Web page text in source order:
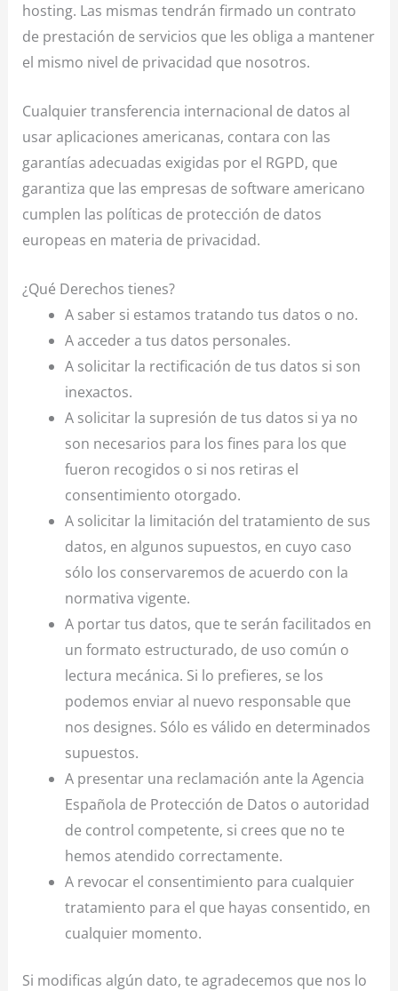
hosting. Las mismas tendrán firmado un contrato
de prestación de servicios que les obliga a mantener
el mismo nivel de privacidad que nosotros.
Cualquier transferencia internacional de datos al
usar aplicaciones americanas, contara con las
garantías adecuadas exigidas por el RGPD, que
garantiza que las empresas de software americano
cumplen las políticas de protección de datos
europeas en materia de privacidad.
¿Qué Derechos tienes?
A saber si estamos tratando tus datos o no.
A acceder a tus datos personales.
A solicitar la rectificación de tus datos si son
inexactos.
A solicitar la supresión de tus datos si ya no
son necesarios para los fines para los que
fueron recogidos o si nos retiras el
consentimiento otorgado.
A solicitar la limitación del tratamiento de sus
datos, en algunos supuestos, en cuyo caso
sólo los conservaremos de acuerdo con la
normativa vigente.
A portar tus datos, que te serán facilitados en
un formato estructurado, de uso común o
lectura mecánica. Si lo prefieres, se los
podemos enviar al nuevo responsable que
nos designes. Sólo es válido en determinados
supuestos.
A presentar una reclamación ante la Agencia
Española de Protección de Datos o autoridad
de control competente, si crees que no te
hemos atendido correctamente.
A revocar el consentimiento para cualquier
tratamiento para el que hayas consentido, en
cualquier momento.
Si modificas algún dato, te agradecemos que nos lo